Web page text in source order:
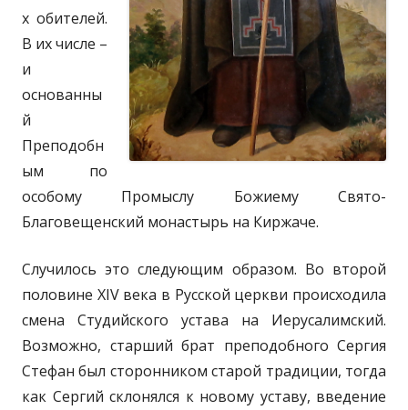
х обителей.
В их числе –
и
основанны
й
Преподобн
ым по
особому Промыслу Божиему Свято-
Благовещенский монастырь на Киржаче.
Случилось это следующим образом. Во второй
половине XIV века в Русской церкви происходила
смена Студийского устава на Иерусалимский.
Возможно, старший брат преподобного Сергия
Стефан был сторонником старой традиции, тогда
как Сергий склонялся к новому уставу, введение